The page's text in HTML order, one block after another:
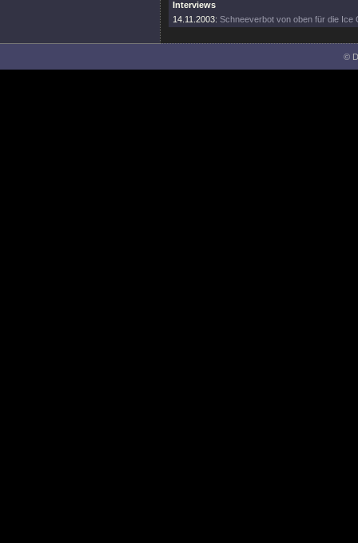
Interviews
14.11.2003: Schneeverbot von oben für die Ice
©